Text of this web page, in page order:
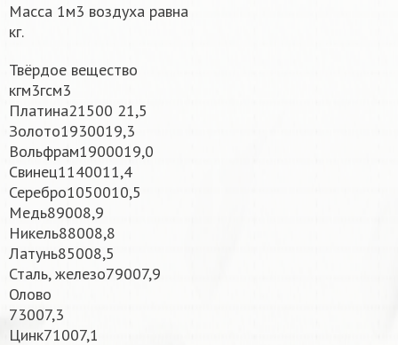
Масса 1м3 воздуха равна
кг.
Твёрдое вещество
кгм3гсм3
Платина21500 21,5
Золото1930019,3
Вольфрам1900019,0
Свинец1140011,4
Серебро1050010,5
Медь89008,9
Никель88008,8
Латунь85008,5
Сталь, железо79007,9
Олово
73007,3
Цинк71007,1